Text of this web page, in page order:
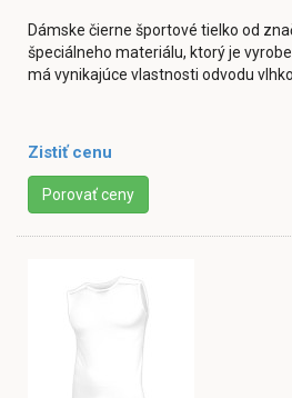
Dámske čierne športové tielko od
špeciálneho materiálu, ktorý je
má vynikajúce vlastnosti odvodu
Zistiť cenu
Porovať ceny